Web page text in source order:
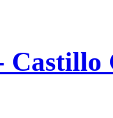
Castillo